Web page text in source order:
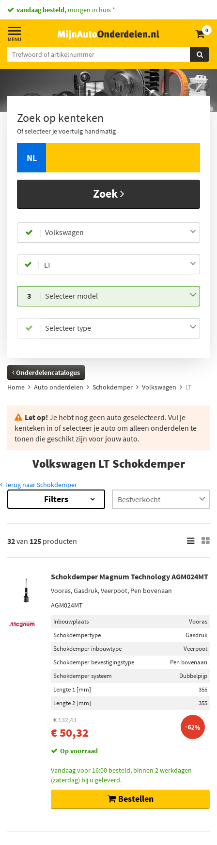
vandaag besteld, morgen in huis *
0
Zoek op kenteken
Of selecteer je voertuig handmatig
NL
Zoek
Volkswagen
3 Selecteer model
Selecteer type
Onderdelencatalogus
Home
Auto onderdelen Schokdemper Volkswagen LT
Let op! Je hebt nog geen auto geselecteerd. Vul je
kenteken in of selecteer je auto om alleen onderdelen te
tonen die geschikt zijn voor jouw auto.
Volkswagen LT Schokdemper
Terug naar Schokdemper
Resultaten
×
Monroe (6)
Maxgear (3)
Sachs (17)
Categorieën
Schokdemper (105)
Draagarm-/ reactiearm lager (2)
Inbouwplaats
Vooras (33)
Vooras links (5)
Toon meer
Filters
32van 125 producten
Schokdemper Magnum Technology AGM024MT
Vooras, Gasdruk, Veerpoot, Pen bovenaan
AGM024MT
Inbouwplaats
Vooras
Schokdempertype
Gasdruk
Schokdemper inbouwtype
Veerpoot
Schokdemper bevestigingstype
Pen bovenaan
Schokdemper systeem
Dubbelpijp
Lengte 1 [mm]
355
Lengte 2 [mm]
355
€ 132,43
€ 50,32 -62%
Op voorraad
Vandaag voor 16:00 besteld, binnen 2 werkdagen
(zaterdag) bij u geleverd.
Bestellen